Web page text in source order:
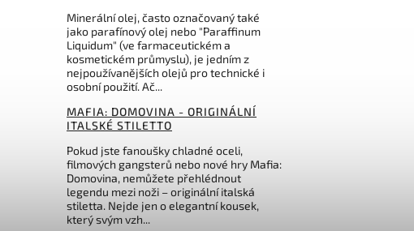
Minerální olej, často označovaný také
jako parafínový olej nebo "Paraffinum
Liquidum" (ve farmaceutickém a
kosmetickém průmyslu), je jedním z
nejpoužívanějších olejů pro technické i
osobní použití. Ač...
MAFIA: DOMOVINA - ORIGINÁLNÍ
ITALSKÉ STILETTO
Pokud jste fanoušky chladné oceli,
filmových gangsterů nebo nové hry Mafia:
Domovina, nemůžete přehlédnout
legendu mezi noži – originální italská
stiletta. Nejde jen o elegantní kousek,
který svým vzh...